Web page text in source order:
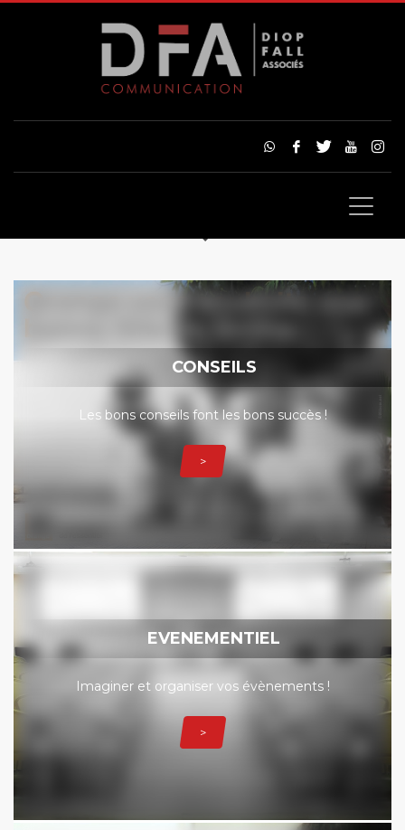
CONSEILS
Les bons conseils font les bons succès !
>
EVENEMENTIEL
Imaginer et organiser vos évènements !
>